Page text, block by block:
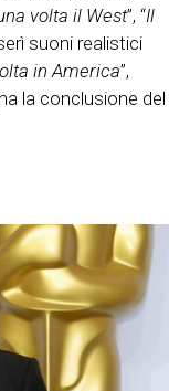
volta il West”, “Il
suoni realistici
in America”,
la conclusione del